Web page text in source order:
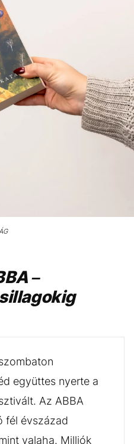
–
együttes nyerte a
Az ABBA
fél évszázad
valaha. Milliók